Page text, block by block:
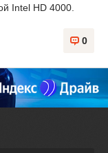
Intel HD 4000.
0